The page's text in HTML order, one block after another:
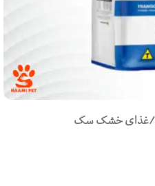
/غذای خشک سگ